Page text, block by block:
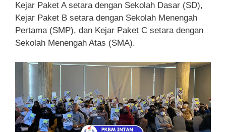
Kejar Paket A setara dengan Sekolah Dasar (SD),
Kejar Paket B setara dengan Sekolah Menengah
Pertama (SMP), dan Kejar Paket C setara dengan
Sekolah Menengah Atas (SMA).